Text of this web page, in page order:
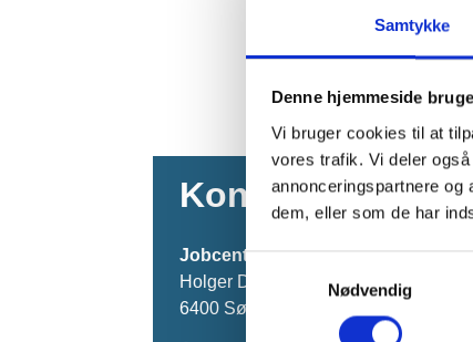
Samtykke
Denne hjemmeside
Vi bruger cookies til at
vores trafik. Vi deler
annonceringspartnere og
dem, eller som de har
Samtykkevalg
Nødvendig
Kontakt os
Jobcenter Sønderborg
Holger Drachmanns Plads 5
6400 Sønderborg